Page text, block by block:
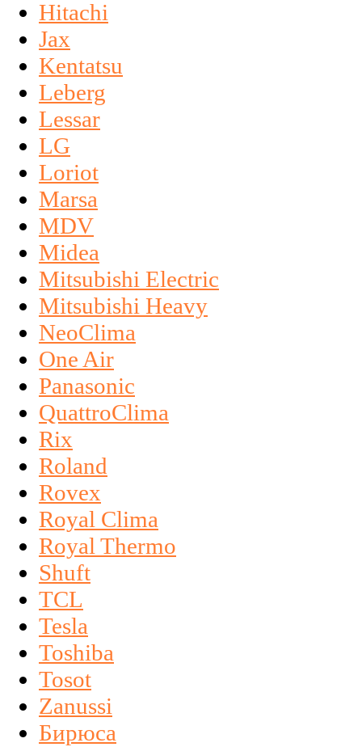
Hitachi
Jax
Kentatsu
Leberg
Lessar
LG
Loriot
Marsa
MDV
Midea
Mitsubishi Electric
Mitsubishi Heavy
NeoClima
One Air
Panasonic
QuattroClima
Rix
Roland
Rovex
Royal Clima
Royal Thermo
Shuft
TCL
Tesla
Toshiba
Tosot
Zanussi
Бирюса